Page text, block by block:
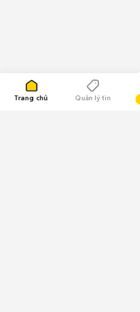
Trang chủ Quản lý tin